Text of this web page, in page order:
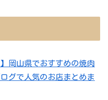
岡山県でおすすめの焼肉
グで人気のお店まとめま